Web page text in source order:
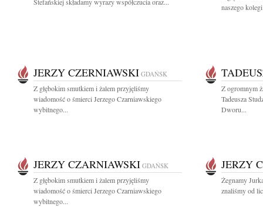
naszego
JERZY CZERNIAWSKI GDAŃSK
Z głębokim smutkiem i żalem przyjęliśmy
wiadomość o śmierci Jerzego Czarniawskiego
wybitnego...
Z ogromnym
Tadeusza
Dworu...
JERZY CZARNIAWSKI GDAŃSK
Z głębokim smutkiem i żalem przyjęliśmy
wiadomość o śmierci Jerzego Czarniawskiego
wybitnego...
JERZY
Żegnamy
znaliśmy od